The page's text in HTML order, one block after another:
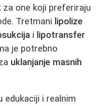
one koji preferiraju
Tretmani lipolize
i lipotransfer
je potrebno
uklanjanje masnih
edukaciji i realnim